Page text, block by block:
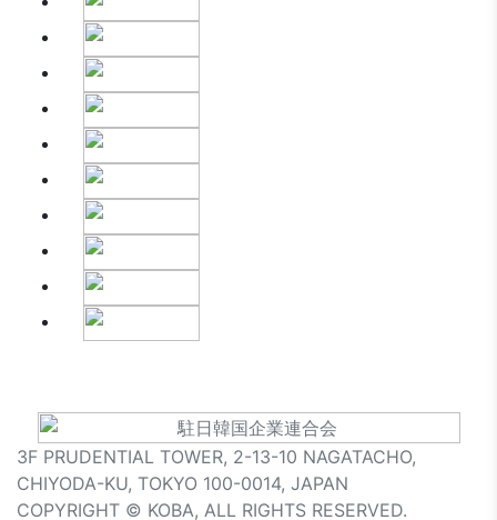
3F PRUDENTIAL TOWER, 2-13-10 NAGATACHO,
CHIYODA-KU, TOKYO 100-0014, JAPAN
COPYRIGHT © KOBA, ALL RIGHTS RESERVED.